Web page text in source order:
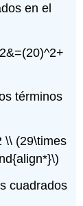
en el
términos
\\ (29\times
cuadrados